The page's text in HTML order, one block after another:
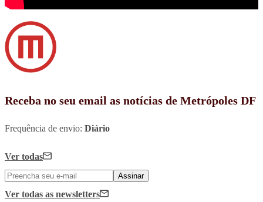
Receba no seu email as notícias de Metrópoles DF
Frequência de envio: Diário
Ver todas
Assinar
Ver todas as newsletters